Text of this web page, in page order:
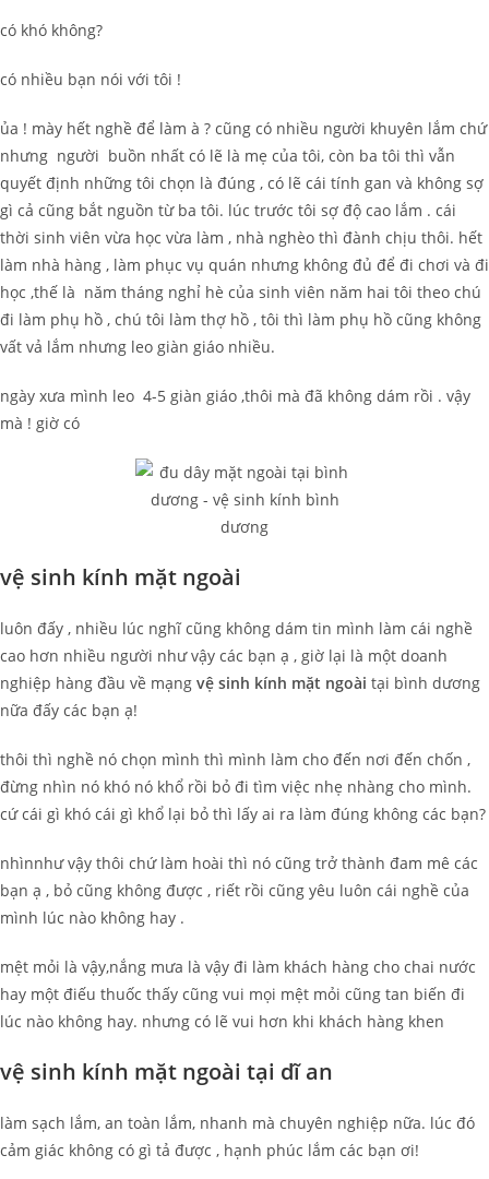
có khó không?
có nhiều bạn nói với tôi !
ủa ! mày hết nghề để làm à ? cũng có nhiều người khuyên lắm chứ
nhưng người buồn nhất có lẽ là mẹ của tôi, còn ba tôi thì vẫn
quyết định những tôi chọn là đúng , có lẽ cái tính gan và không sợ
gì cả cũng bắt nguồn từ ba tôi. lúc trước tôi sợ độ cao lắm . cái
thời sinh viên vừa học vừa làm , nhà nghèo thì đành chịu thôi. hết
làm nhà hàng , làm phục vụ quán nhưng không đủ để đi chơi và đi
học ,thế là năm tháng nghỉ hè của sinh viên năm hai tôi theo chú
đi làm phụ hồ , chú tôi làm thợ hồ , tôi thì làm phụ hồ cũng không
vất vả lắm nhưng leo giàn giáo nhiều.
ngày xưa mình leo 4-5 giàn giáo ,thôi mà đã không dám rồi . vậy
mà ! giờ có
vệ sinh kính mặt ngoài
luôn đấy , nhiều lúc nghĩ cũng không dám tin mình làm cái nghề
cao hơn nhiều người như vậy các bạn ạ , giờ lại là một doanh
nghiệp hàng đầu về mạng vệ sinh kính mặt ngoài tại bình dương
nữa đấy các bạn ạ!
thôi thì nghề nó chọn mình thì mình làm cho đến nơi đến chốn ,
đừng nhìn nó khó nó khổ rồi bỏ đi tìm việc nhẹ nhàng cho mình.
cứ cái gì khó cái gì khổ lại bỏ thì lấy ai ra làm đúng không các bạn?
nhìnnhư vậy thôi chứ làm hoài thì nó cũng trở thành đam mê các
bạn ạ , bỏ cũng không được , riết rồi cũng yêu luôn cái nghề của
mình lúc nào không hay .
mệt mỏi là vậy,nắng mưa là vậy đi làm khách hàng cho chai nước
hay một điếu thuốc thấy cũng vui mọi mệt mỏi cũng tan biến đi
lúc nào không hay. nhưng có lẽ vui hơn khi khách hàng khen
vệ sinh kính mặt ngoài tại dĩ an
làm sạch lắm, an toàn lắm, nhanh mà chuyên nghiệp nữa. lúc đó
cảm giác không có gì tả được , hạnh phúc lắm các bạn ơi!